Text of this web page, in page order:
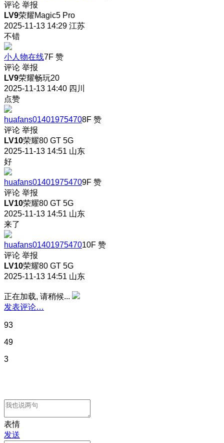
评论 举报
LV9荣耀Magic5 Pro
2025-11-13 14:29 江苏
不错
小人物在线7F 赞
评论 举报
LV9荣耀畅玩20
2025-11-13 14:40 四川
点赞
huafans014019754708F 赞
评论 举报
LV10荣耀80 GT 5G
2025-11-13 14:51 山东
好
huafans014019754709F 赞
评论 举报
LV10荣耀80 GT 5G
2025-11-13 14:51 山东
来了
huafans0140197547010F 赞
评论 举报
LV10荣耀80 GT 5G
2025-11-13 14:51 山东
正在加载, 请稍候...
发表评论…
93
49
3
表情
发送